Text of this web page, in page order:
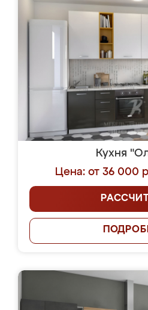
Кухня
Цена: от 36 000